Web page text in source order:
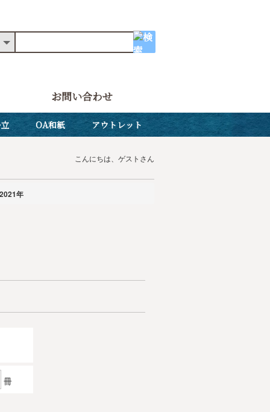
お問い合わせ
OA和紙 アウトレット
こんにちは、ゲストさん
2021年
冊